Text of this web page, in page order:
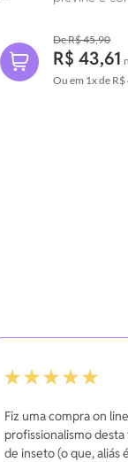
R$ 45,90
R$ 43,61
Ou em 1xde
Fiz uma compra on
profissionalismo
de inseto (o que, aliás